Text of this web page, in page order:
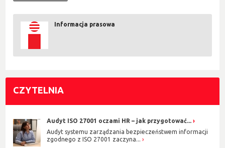
Informacja prasowa
CZYTELNIA
Audyt ISO 27001 oczami HR – jak przygotować...
Audyt systemu zarządzania bezpieczeństwem informacji
zgodnego z ISO 27001 zaczyna...